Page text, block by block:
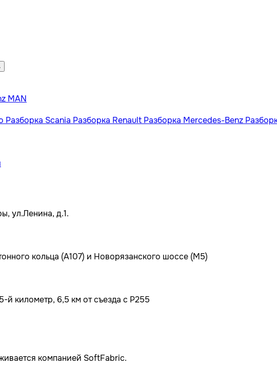
MAN
Разборка Scania Разборка Renault Разборка Mercedes-Benz
ул.Ленина, д.1.
кольца (А107) и Новорязанского шоссе (М5)
й километр, 6,5 км от съезда с Р255
компанией SoftFabric.